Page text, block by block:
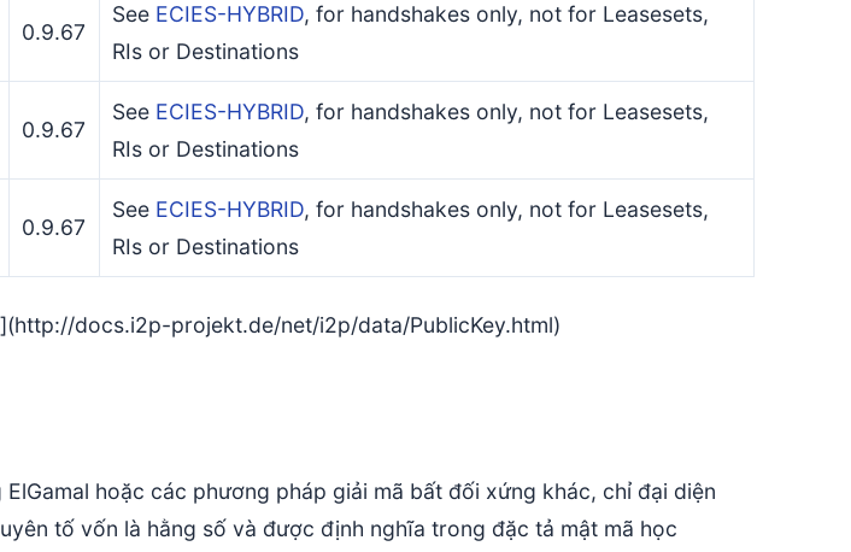
0.9.67
See ECIES-HYBRID, for handshakes only, not for Leasesets,
RIs or Destinations
0.9.67
See ECIES-HYBRID, for handshakes only, not for Leasesets,
RIs or Destinations
0.9.67
See ECIES-HYBRID, for handshakes only, not for Leasesets,
RIs or Destinations
docs.i2p-projekt.de/net/i2p/data/PublicKey.html)
hoặc các phương pháp giải mã bất đối xứng khác, chỉ đại diện
tố vốn là hằng số và được định nghĩa trong đặc tả mật mã học